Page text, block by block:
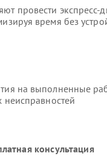
провести экспресс-
время без
на выполненные
неисправностей
консультация